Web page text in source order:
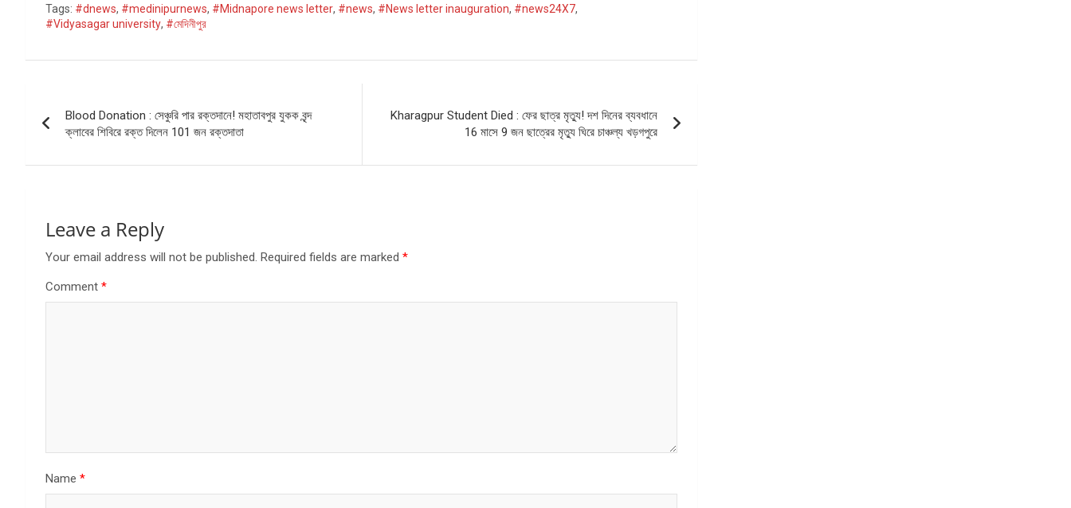
Tags: #dnews, #medinipurnews, #Midnapore news letter, #news, #News letter inauguration, #news24X7,
#Vidyasagar university, #মেদিনীপুর
navigation
Blood Donation : সেঞ্চুরি পার রক্তদানে! মহাতাবপুর যুকক বৃন্দ
ক্লাবের শিবিরে রক্ত দিলেন 101 জন রক্তদাতা
Kharagpur Student Died : ফের ছাত্র মৃত্যু! দশ দিনের ব্যবধানে
16 মাসে 9 জন ছাত্রের মৃত্যু ঘিরে চাঞ্চল্য খড়গপুরে
Leave a Reply
Your email address will not be published. Required fields are marked *
Comment *
Name *